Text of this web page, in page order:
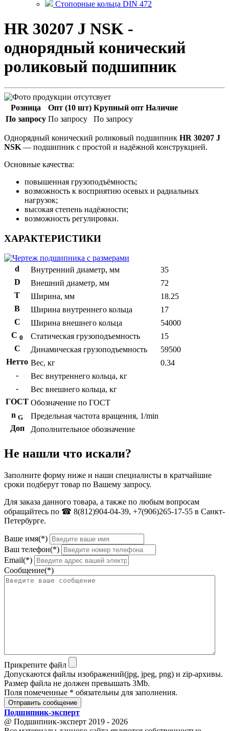
Стопорные кольца DIN 472
HR 30207 J NSK -
однорядный конический
роликовый подшипник
Розница Опт (10 шт) Крупный опт Наличие
По запросу По запросу По запросу
Однорядный конический роликовый подшипник HR 30207 J
NSK — подшипник с простой и надёжной конструкцией.
Основные качества:
повышенная грузоподъёмность;
возможность к восприятию осевых и радиальных
нагрузок;
высокая степень надёжности;
возможность регулировки.
ХАРАКТЕРИСТИКИ
d Внутренний диаметр, мм
35
D
Внешний диаметр, мм
72
T
Ширина, мм
18.25
B
Ширина внутреннего кольца
17
С
Ширина внешнего кольца
54000
С 0 Статическая грузоподъемность
15
C
Динамическая грузоподъемность
59500
Нетто Вес, кг
0.34
-
Вес внутреннего кольца, кг
-
Вес внешнего кольца, кг
ГОСТ Обозначение по ГОСТ
n G
Предельная частота вращения, 1/min
Доп
Дополнительное обозначение
Не нашли что искали?
Заполните форму ниже и наши специалисты в кратчайшие
сроки подберут товар по Вашему запросу.
Для заказа данного товара, а также по любым вопросам
обращайтесь по ☎ 8(812)904-04-39, +7(906)265-17-55 в Санкт-
Петербурге.
Ваше имя(*)
Ваш телефон(*)
Email(*)
Сообщение(*)
Прикрепите файл
Допускаются файлы изображений(jpg, jpeg, png) и zip-архивы.
Размер файла не должен превышать 3Mb.
Поля помеченные * обязательны для заполнения.
Отправить сообщение
Подшипник-эксперт
@ Подшипник-эксперт 2019 - 2026